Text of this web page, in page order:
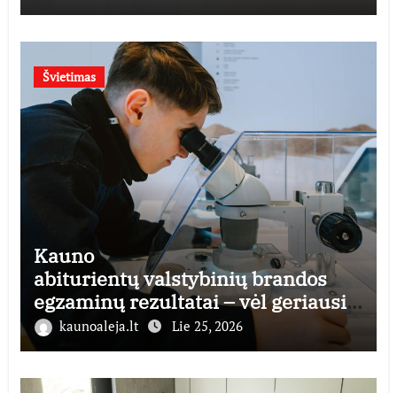
Švietimas
Kauno
abiturientų valstybinių brandos
egzaminų rezultatai – vėl geriausi
šalyjekaunoaleja.lt Lie 25, 2026